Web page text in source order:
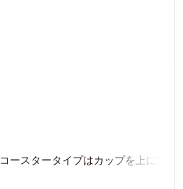
コースタータイプはカップを上に置い